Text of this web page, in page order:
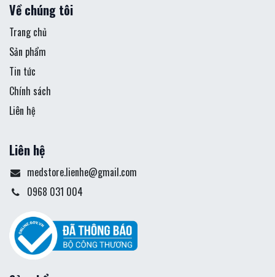
Về chúng tôi
Trang chủ
Sản phẩm
Tin tức
Chính sách
Liên hệ
Liên hệ
medstore.lienhe@gmail.com
0968 031 004